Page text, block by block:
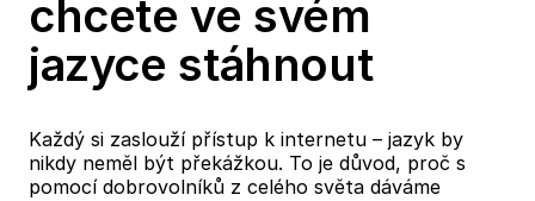
chcete ve svém
jazyce stáhnout
Každý si zaslouží přístup k internetu – jazyk by
nikdy neměl být překážkou. To je důvod, proč s
pomocí dobrovolníků z celého světa dáváme